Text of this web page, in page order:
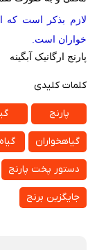
لازم بذکر است که
خواران است.
پارنج ارگانیک آبگینه
کلمات کلیدی
پارنج
گیاهخواران
دستور پخت پارنج
جایگزین برنج